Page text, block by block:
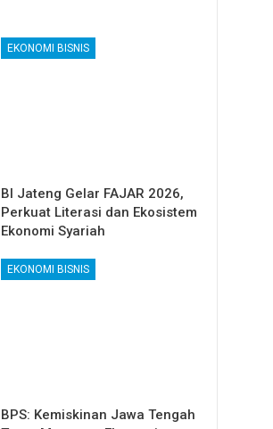
EKONOMI BISNIS
BI Jateng Gelar FAJAR 2026,
Perkuat Literasi dan Ekosistem
Ekonomi Syariah
EKONOMI BISNIS
BPS: Kemiskinan Jawa Tengah